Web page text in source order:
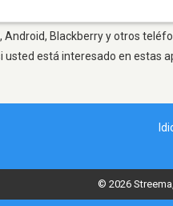
Android, Blackberry y otros
está interesado en estas
© 2026